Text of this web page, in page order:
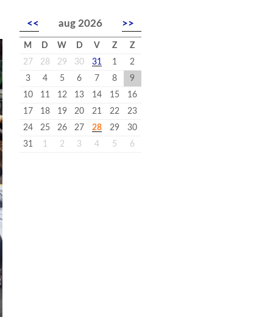
<< aug 2026 >>
M D W D V Z
Z
27
28 29 30 31 1
2
3
4 5 6 7 8
9
10
11 12 13 14 15
16
17
18 19 20 21 22
23
24
25 26 27 28 29
30
31
1 2 3 4 5 6